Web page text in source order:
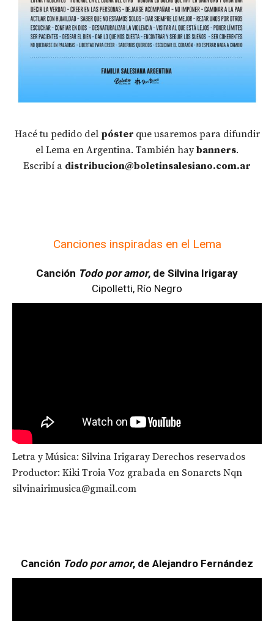
Hacé tu pedido del póster que usaremos para difundir
el Lema en Argentina. También haybanners.
Escribí a distribucion@boletinsalesiano.com.ar
Canciones inspiradas en el Lema
Canción Todo por amor, de Silvina Irigaray
Cipolletti, Río Negro
Letra y Música: Silvina Irigaray Derechos reservados
Productor: Kiki Troia Voz grabada en Sonarcts Nqn
silvinairimusica@gmail.com
Canción Todo por amor, de Alejandro Fernández